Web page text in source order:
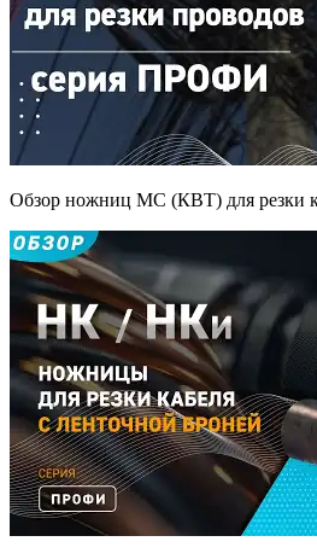
Обзор ножниц МС (КВТ) для резки